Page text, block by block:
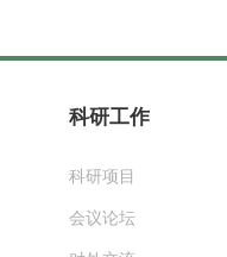
科研工作
科研项目
会议论坛